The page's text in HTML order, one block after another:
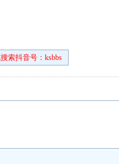
索抖音号：ksbbs